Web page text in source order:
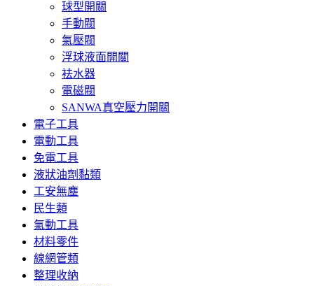
球型開關
手動閥
氣壓閥
浮球液面開關
袪水器
電磁閥
SANWA真空壓力開關
電子工具
電動工具
免電工具
液狀油劑黏類
工安無塵
民生類
氣動工具
材料零件
線網管類
整理收納